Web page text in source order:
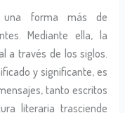
forma más de
Mediante ella, la
a través de los siglos.
y significante, es
tanto escritos
literaria trasciende